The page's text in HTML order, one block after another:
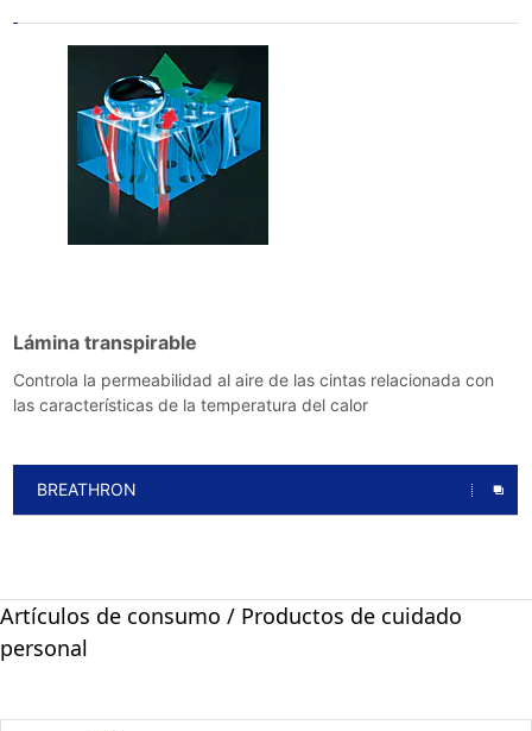
Lámina transpirable
Controla la permeabilidad al aire de las cintas relacionada con
las características de la temperatura del calor
BREATHRON
Artículos de consumo / Productos de cuidado
personal